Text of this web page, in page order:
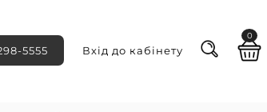
5555 Вхід до кабінету
0